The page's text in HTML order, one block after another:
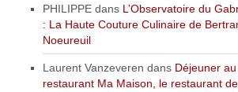
PHILIPPE dans L’Observatoire du
: La Haute Couture Culinaire de
Noeureuil
Laurent Vanzeveren dans Déjeuner au
restaurant Ma Maison, le restaurant de